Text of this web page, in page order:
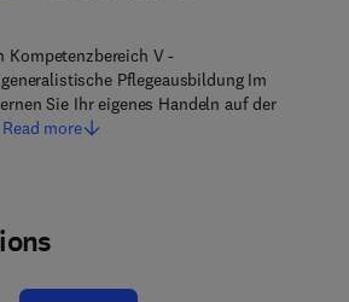
Kompetenzbereich V -
Pflegeausbildung Im
Sie Ihr eigenes Handeln auf der
Read more